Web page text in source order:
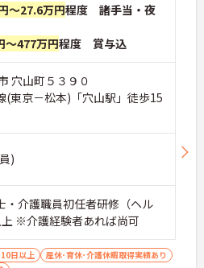
～27.6万円程度 諸手当・夜
～477万円程度 賞与込
穴山町５３９０
(東京－松本)「穴山駅」徒歩15
)
介護職員初任者研修（ヘル
※介護経験者あれば尚可
日以上
産休･育休･介護休暇取得実績あり